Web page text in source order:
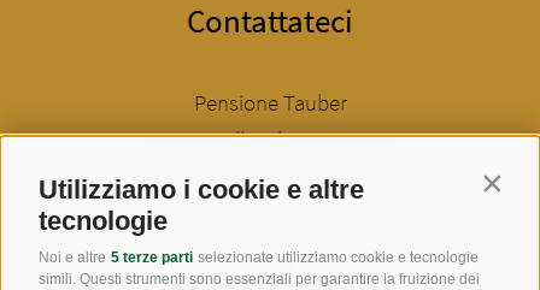
Utilizziamo i cookie e altre
tecnologie
Noi e altre 5 terze parti selezionate utilizziamo cookie e tecnologie
simili. Questi strumenti sono essenziali per garantire la fruizione dei
Contattateci
Pensione Tauber
I-39042Albes/Bressanone
Alto Adige - Italia